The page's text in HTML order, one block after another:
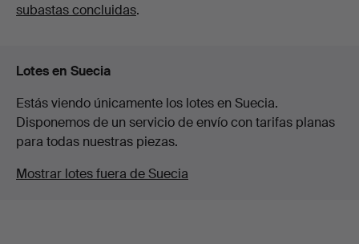
subastas concluidas.
Lotes en Suecia
Estás viendo únicamente los lotes en Suecia.
Disponemos de un servicio de envío con tarifas planas
para todas nuestras piezas.
Mostrar lotes fuera de Suecia